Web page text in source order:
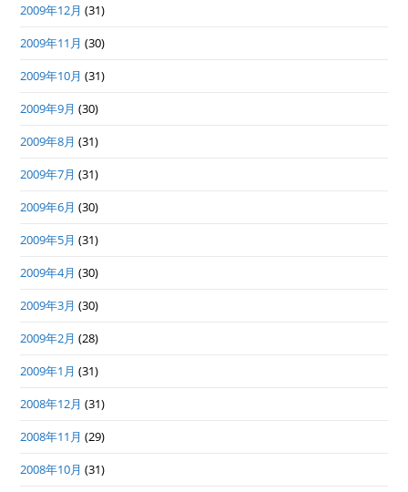
2009年12月 (31)
2009年11月 (30)
2009年10月 (31)
2009年9月 (30)
2009年8月 (31)
2009年7月 (31)
2009年6月 (30)
2009年5月 (31)
2009年4月 (30)
2009年3月 (30)
2009年2月 (28)
2009年1月 (31)
2008年12月 (31)
2008年11月 (29)
2008年10月 (31)